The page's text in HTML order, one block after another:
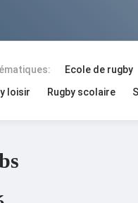
Ecole de rugby
loisir
Rugby scolaire